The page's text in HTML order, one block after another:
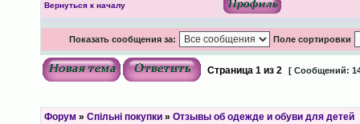
Вернуться к началу
Показать сообщения за: Поле сортировки
Страница 1из 2 [ Сообщений:
Форум » Спільні покупки» Отзывы об одежде и обуви для детей